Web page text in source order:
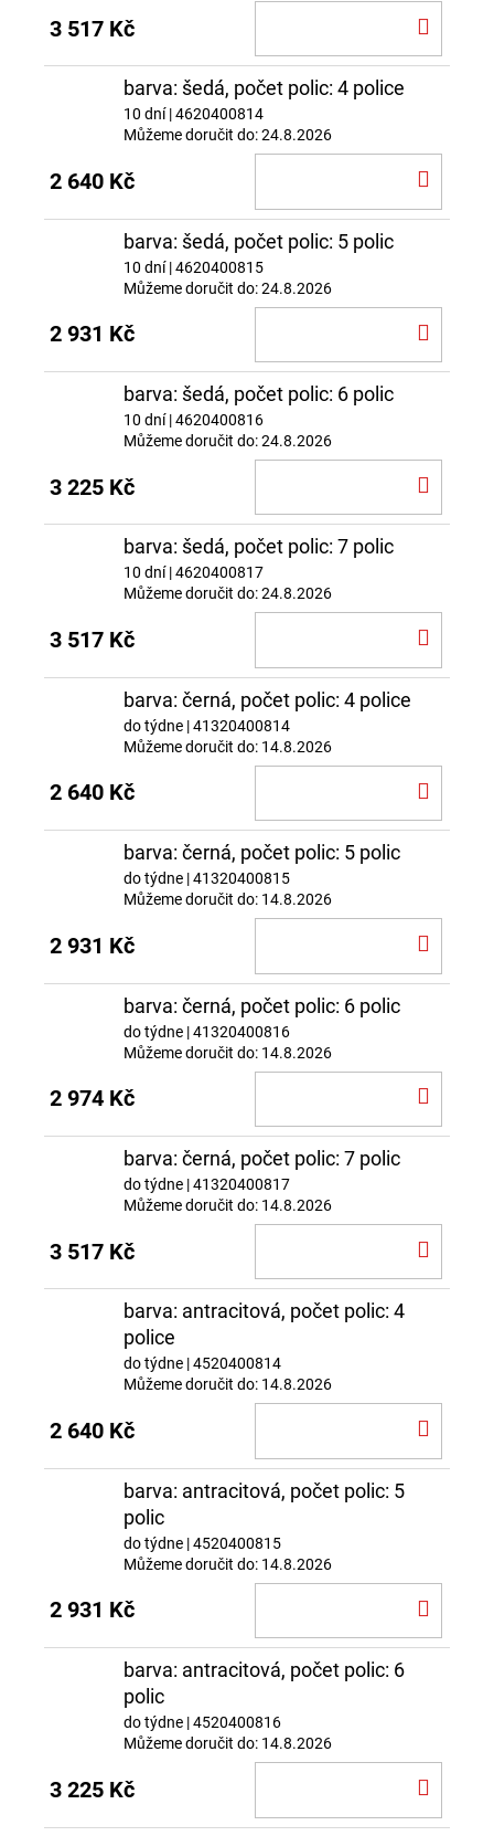
3 517 Kč
barva: šedá, počet polic: 4 police
10 dní| 4620400814
Můžeme doručit do:24.8.2026
2 640 Kč
barva: šedá, počet polic: 5 polic
10 dní| 4620400815
Můžeme doručit do:24.8.2026
2 931 Kč
barva: šedá, počet polic: 6 polic
10 dní| 4620400816
Můžeme doručit do:24.8.2026
3 225 Kč
barva: šedá, počet polic: 7 polic
10 dní| 4620400817
Můžeme doručit do:24.8.2026
3 517 Kč
barva: černá, počet polic: 4 police
do týdne | 41320400814
Můžeme doručit do: 14.8.2026
2 640 Kč
barva: černá, počet polic: 5 polic
do týdne | 41320400815
Můžeme doručit do: 14.8.2026
2 931 Kč
barva: černá, počet polic: 6 polic
do týdne | 41320400816
Můžeme doručit do: 14.8.2026
2 974 Kč
barva: černá, počet polic: 7 polic
do týdne | 41320400817
Můžeme doručit do: 14.8.2026
3 517 Kč
barva: antracitová, počet polic: 4
police
do týdne | 4520400814
Můžeme doručit do: 14.8.2026
2 640 Kč
barva: antracitová, počet polic: 5
polic
do týdne | 4520400815
Můžeme doručit do: 14.8.2026
2 931 Kč
barva: antracitová, počet polic: 6
polic
do týdne | 4520400816
Můžeme doručit do: 14.8.2026
3 225 Kč